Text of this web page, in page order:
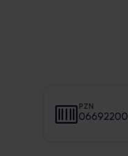
PZN
06692200